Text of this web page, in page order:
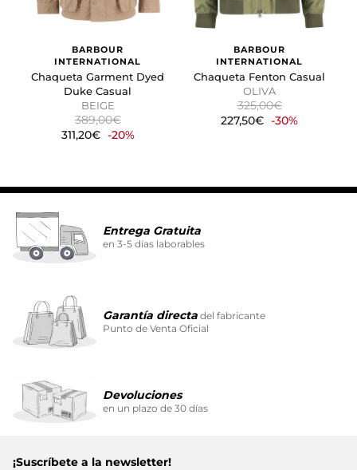
BARBOUR
INTERNATIONAL
Chaqueta Garment Dyed
Duke Casual
BEIGE
389,00€
311,20€ -20%
BARBOUR
INTERNATIONAL
Chaqueta Fenton Casual
OLIVA
325,00€
227,50€ -30%
Entrega Gratuita
en 3-5 días laborables
Garantía directa del fabricante
Punto de Venta Oficial
Devoluciones
en un plazo de 30 días
¡Suscríbete a la newsletter!